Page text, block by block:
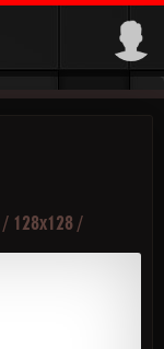
/ 128x128 /